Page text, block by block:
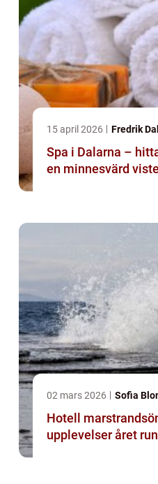
15 april 2026 Fredrik
Spa i Dalarna –
en minnesvärd
02 mars 2026 Sofia
Hotell marstrandsön
upplevelser året